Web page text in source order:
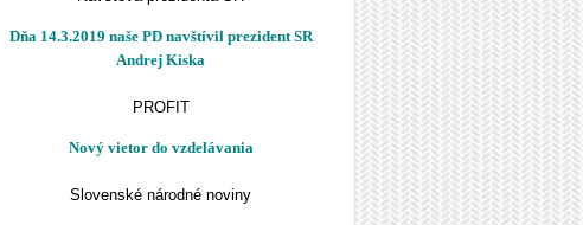
Dňa 14.3.2019 naše PD navštívil prezident SR
Andrej Kiska
PROFIT
Nový vietor do vzdelávania
Slovenské národné noviny